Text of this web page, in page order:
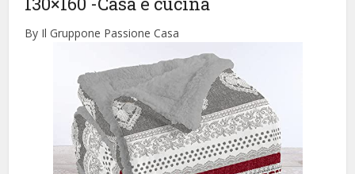
By Il Gruppone Passione Casa